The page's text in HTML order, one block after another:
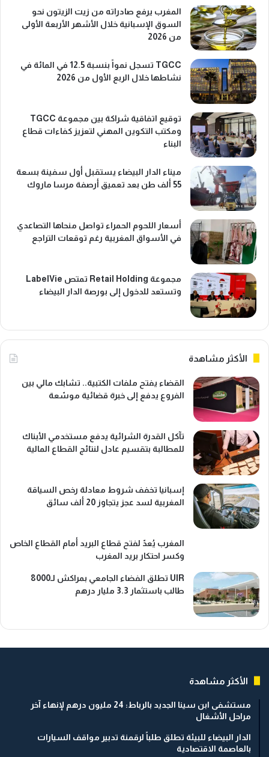
المغرب يرفع صادراته من زيت الزيتون نحو
السوق الإسبانية خلال الأشهر الأربعة الأولى
من 2026
TGCC تسجل نمواً بنسبة 12.5 في المائة في
نشاطها خلال الربع الأول من 2026
توقيع اتفاقية شراكة بين مجموعة TGCC
ومكتب التكوين المهني لتعزيز كفاءات قطاع
البناء
ميناء الدار البيضاء يستقبل أول سفينة بسعة
55 ألف طن بعد تعميق أرصفة مرسا ماروك
أسعار اللحوم الحمراء تواصل منحاها التصاعدي
في الأسواق المغربية رغم توقعات التراجع
مجموعة Retail Holding تمتص LabelVie
وتستعد للدخول إلى بورصة الدار البيضاء
الأكثر مشاهدة
القضاء يفتح ملفات الكتبية.. تشابك مالي بين
الفروع يدفع إلى خبرة قضائية موسّعة
تآكل القدرة الشرائية يدفع مستخدمي الأبناك
للمطالبة بتقسيم عادل لنتائج القطاع المالية
إسبانيا تخفف شروط معادلة رخص السياقة
المغربية لسد عجز يتجاوز 20 ألف سائق
المغرب يُعدّ لفتح قطاع البريد أمام القطاع الخاص
وكسر احتكار بريد المغرب
UIR تطلق الفضاء الجامعي بمراكش لـ8000
طالب باستثمار 3.3 مليار درهم
الأكثر مشاهدة
مستشفى ابن سينا الجديد بالرباط: 24 مليون درهم لإنهاء آخر
مراحل الأشغال
الدار البيضاء للبيئة تطلق طلباً لرقمنة تدبير مواقف السيارات
بالعاصمة الاقتصادية